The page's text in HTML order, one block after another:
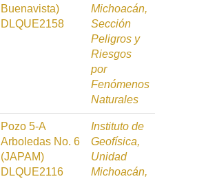
Buenavista)
DLQUE2158
Michoacán,
Sección
Peligros y
Riesgos
por
Fenómenos
Naturales
Pozo 5-A
Arboledas No. 6
(JAPAM)
DLQUE2116
Instituto de
Geofísica,
Unidad
Michoacán,